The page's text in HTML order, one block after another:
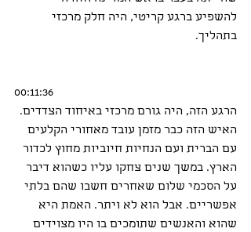
להשפיע ברגע קריטי, היה חלק מרכזי
בתהליך.
00:11:36
הרגע הזה, היה גורם מרכזי באיחוד הצדדים.
האיש הזה כבר מזמן עובד מאחורי הקלעים
עם הברית ועם הנחיות חיוביות מחוץ לכדור
הארץ. במשך שנים צחקו עליו כשהוא דיבר
על הסכמי שלום שאחרים חשבו שהם בלתי
אפשריים. אבל הוא לא ויתר. האמת היא
שהוא והאנשים שתומכים בו היו מצוידים